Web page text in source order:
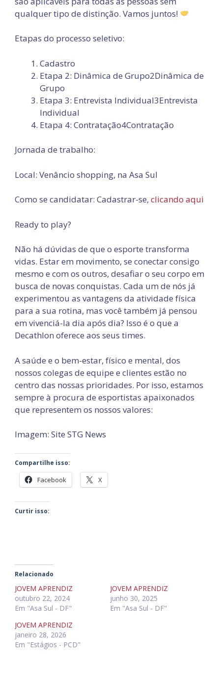
qualquer tipo de distinção. Vamos juntos!
Etapas do processo seletivo:
Cadastro
Etapa 2: Dinâmica de Grupo2Dinâmica de
Grupo
Etapa 3: Entrevista Individual3Entrevista
Individual
Etapa 4: Contratação4Contratação
Jornada de trabalho:
Local: Venâncio shopping, na Asa Sul
Como se candidatar: Cadastrar-se, clicando aqui
Ready to play?
Não há dúvidas de que o esporte transforma
vidas. Estar em movimento, se conectar consigo
mesmo e com os outros, desafiar o seu corpo em
busca de novas conquistas. Cada um de nós já
experimentou as vantagens da atividade física
para a sua rotina, mas você também já pensou
em vivenciá-la dia após dia? Isso é o que a
Decathlon oferece aos seus times.
A saúde e o bem-estar, físico e mental, dos
nossos colegas de equipe e clientes estão no
centro das nossas prioridades. Por isso, estamos
sempre à procura de esportistas apaixonados
que representem os nossos valores:
Imagem: Site STG News
Compartilhe isso:
Facebook X
Curtir isso:
Relacionado
JOVEM APRENDIZ
outubro 22, 2024
Em "Asa Sul - DF"
JOVEM APRENDIZ
junho 30, 2025
Em "Asa Sul - DF"
JOVEM APRENDIZ
janeiro 28, 2026
Em "Estágios - PCD"